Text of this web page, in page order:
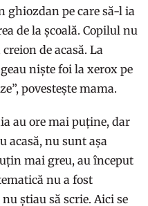
ghiozdan pe care să-l ia
de la școală. Copilul nu
de acasă. La
niște foi la xerox pe
povestește mama.
au ore mai puține, dar
acasă, nu sunt așa
mai greu, au început
nu a fost
știau să scrie. Aici se